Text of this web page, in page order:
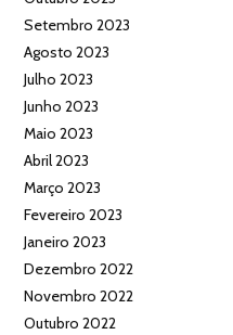
Setembro 2023
Agosto 2023
Julho 2023
Junho 2023
Maio 2023
Abril 2023
Março 2023
Fevereiro 2023
Janeiro 2023
Dezembro 2022
Novembro 2022
Outubro 2022